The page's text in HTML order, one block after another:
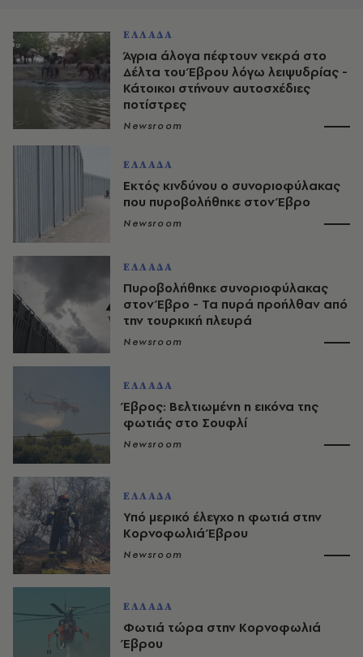
ΕΛΛΑΔΑ
Άγρια άλογα πέφτουν νεκρά στο
Δέλτα του Έβρου λόγω λειψυδρίας -
Κάτοικοι στήνουν αυτοσχέδιες
ποτίστρες
Newsroom
ΕΛΛΑΔΑ
Εκτός κινδύνου ο συνοριοφύλακας
που πυροβολήθηκε στον Έβρο
Newsroom
ΕΛΛΑΔΑ
Πυροβολήθηκε συνοριοφύλακας
στον Έβρο - Τα πυρά προήλθαν από
την τουρκική πλευρά
Newsroom
ΕΛΛΑΔΑ
Έβρος: Βελτιωμένη η εικόνα της
φωτιάς στο Σουφλί
Newsroom
ΕΛΛΑΔΑ
Υπό μερικό έλεγχο η φωτιά στην
Κορνοφωλιά Έβρου
Newsroom
ΕΛΛΑΔΑ
Φωτιά τώρα στην Κορνοφωλιά
Έβρου